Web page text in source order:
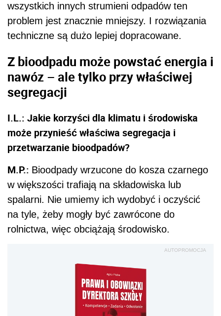
wszystkich innych strumieni odpadów ten
problem jest znacznie mniejszy. I rozwiązania
techniczne są dużo lepiej dopracowane.
Z bioodpadu może powstać energia i
nawóz – ale tylko przy właściwej
segregacji
I.L.: Jakie korzyści dla klimatu i środowiska
może przynieść właściwa segregacja i
przetwarzanie bioodpadów?
M.P.: Bioodpady wrzucone do kosza czarnego
w większości trafiają na składowiska lub
spalarni. Nie umiemy ich wydobyć i oczyścić
na tyle, żeby mogły być zawrócone do
rolnictwa, więc obciążają środowisko.
AUTOPROMOCJA